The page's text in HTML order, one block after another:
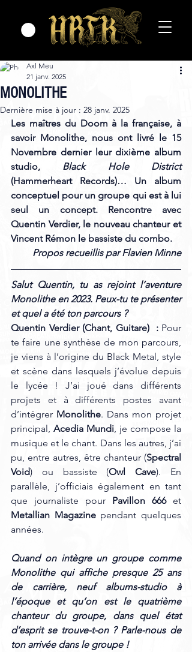
MONOLITHE
Axl Meu
21 janv. 2025
Dernière mise à jour : 28 janv. 2025
Les maîtres du Doom à la française, à
savoir Monolithe, nous ont livré le 15
Novembre dernier leur dixième album
studio, Black Hole District
(Hammerheart Records)… Un album
conceptuel pour un groupe qui est à lui
seul un concept. Rencontre avec
Quentin Verdier, le nouveau chanteur et
Vincent Rémon le bassiste du combo.
Propos recueillis par Flavien Minne
Salut Quentin, tu as rejoint l’aventure
Monolithe en 2023. Peux-tu te présenter
et quel a été ton parcours ?
Quentin Verdier (Chant, Guitare)
: Pour
te faire une synthèse de mon parcours,
je viens à l’origine du Black Metal, style
et scène dans lesquels j’évolue depuis
le lycée ! J’ai joué dans différents
projets et à différents postes avant
d’intégrer Monolithe. Dans mon projet
principal, Acedia Mundi , je compose la
musique et le chant. Dans les autres, j’ai
pu, entre autres, être chanteur (Spectral
Void) ou bassiste (Owl Cave). En
parallèle, j’officiais également en tant
que journaliste pour Pavillon 666
Metallian Magazine pendant quelques
années.
Quand on intègre un groupe comme
Monolithe qui affiche presque 25 ans
de carrière, neuf albums-studio à
l’époque et qu’on est le quatrième
chanteur du groupe, dans quel état
d’esprit se trouve-t-on ? Parle-nous de
ton arrivée dans le groupe !